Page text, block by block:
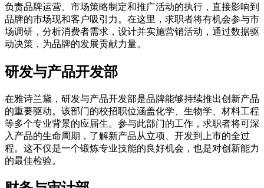
负责品牌运营、市场策略制定和推广活动的执行，直接影响到
品牌的市场现和客户吸引力。在这里，求职者将有机会参与市
场调研，分析消费者需求，设计并实施营销活动，通过数据驱
动决策，为品牌的发展贡献力量。
研发与产品开发部
在雅诗兰黛，研发与产品开发部是品牌能够持续推出创新产品
的重要驱动。该部门的校招职位涵盖化学、生物学、材料工程
等多个专业背景的应届生。参与此部门的工作，求职者将可深
入产品的生命周期，了解新产品从立项、开发到上市的全过
程。这不仅是一个锻炼专业技能的良好机会，也是对创新能力
的最佳检验。